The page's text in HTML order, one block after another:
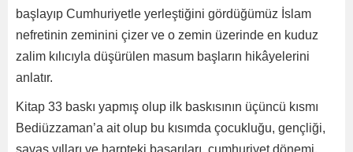
başlayıp Cumhuriyetle yerleştiğini gördüğümüz İslam
nefretinin zeminini çizer ve o zemin üzerinde en kuduz
zalim kılıcıyla düşürülen masum başların hikâyelerini
anlatır.
Kitap 33 baskı yapmış olup ilk baskısının üçüncü kısmı
Bediüzzaman’a ait olup bu kısımda çocukluğu, gençliği,
savaş yılları ve harpteki başarıları, cumhuriyet dönemi,